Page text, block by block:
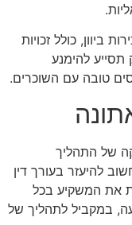
ביוון, כולל זכויות
תסייע להימנע
טובה עם השוכרים.
של התהליך
להיעזר בעורך דין
את המשקיע בכל
במקביל לתהליך של